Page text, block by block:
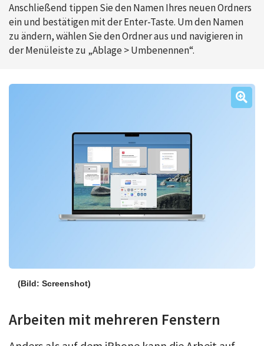
Anschließend tippen Sie den Namen Ihres neuen Ordners
ein und bestätigen mit der Enter-Taste. Um den Namen
zu ändern, wählen Sie den Ordner aus und navigieren in
der Menüleiste zu „Ablage > Umbenennen“.
(Bild: Screenshot)
Arbeiten mit mehreren Fenstern